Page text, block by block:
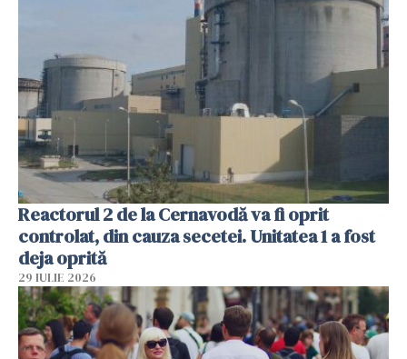
Reactorul 2 de la Cernavodă va fi oprit
controlat, din cauza secetei. Unitatea 1 a fost
deja oprită
29 IULIE 2026